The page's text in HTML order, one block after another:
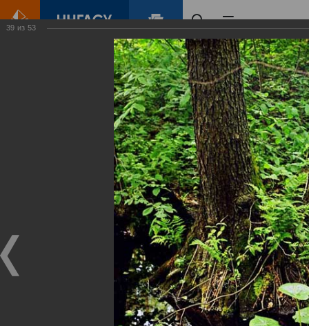
Зеленый Город
Виртуальные
выставки
(фотоальбомы)
39 из 53